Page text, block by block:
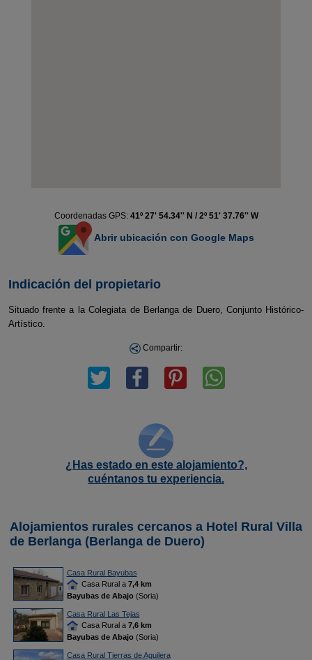
Coordenadas GPS: 41º 27' 54.34'' N / 2º 51' 37.76'' W
Abrir ubicación con Google Maps
Indicación del propietario
Situado frente a la Colegiata de Berlanga de Duero, Conjunto Histórico-
Artístico.
Compartir:
¿Has estado en este alojamiento?,
cuéntanos tu experiencia.
Alojamientos rurales cercanos a Hotel Rural Villa
de Berlanga (Berlanga de Duero)
Casa Rural Bayubas
Casa Rural a 7,4 km
Bayubas de Abajo(Soria)
Casa Rural Las Tejas
Casa Rural a 7,6 km
Bayubas de Abajo(Soria)
Casa Rural Tierras de Aguilera